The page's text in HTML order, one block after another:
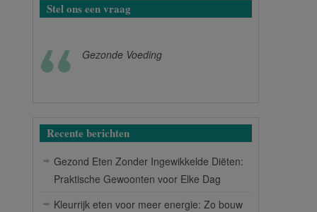
Stel ons een vraag
Gezonde Voeding
Recente berichten
Gezond Eten Zonder Ingewikkelde Diëten:
Praktische Gewoonten voor Elke Dag
Kleurrijk eten voor meer energie: Zo bouw